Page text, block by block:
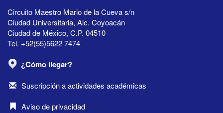
Circuito Maestro Mario de la Cueva s/n
Ciudad Universitaria, Alc. Coyoacán
Ciudad de México, C.P. 04510
Tel. +52(55)5622 7474
¿Cómo llegar?
Suscripción a actividades académicas
Aviso de privacidad